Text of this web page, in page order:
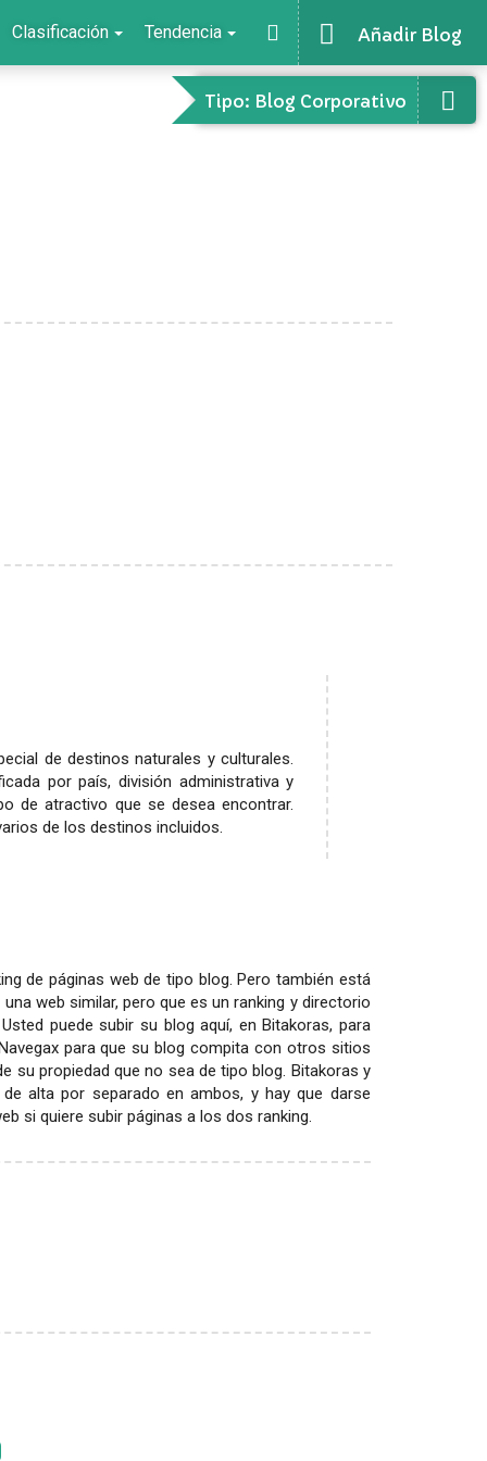
Añadir Blog
Clasificación Tendencia
Tipo: Blog Corporativo
de destinos naturales y culturales.
por país, división administrativa y
de atractivo que se desea encontrar.
de los destinos incluidos.
de páginas web de tipo blog. Pero también está
una web similar, pero que es un ranking y directorio
puede subir su blog aquí, en Bitakoras, para
para que su blog compita con otros sitios
su propiedad que no sea de tipo blog. Bitakoras y
alta por separado en ambos, y hay que darse
si quiere subir páginas a los dos ranking.